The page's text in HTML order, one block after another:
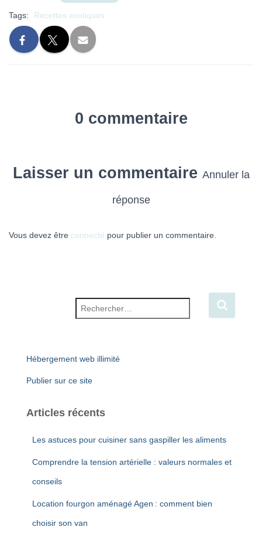
Tags: Recettes exotiques
0 commentaire
Laisser un commentaire Annuler la
réponse
Vous devez être connecté pour publier un commentaire.
Hébergement web illimité
Publier sur ce site
Articles récents
Les astuces pour cuisiner sans gaspiller les aliments
Comprendre la tension artérielle : valeurs normales et
conseils
Location fourgon aménagé Agen : comment bien
choisir son van